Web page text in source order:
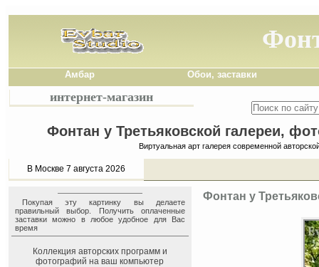
Амбар Обои, заставки
интернет-магазин
Фонтан у Третьяковской галереи,
Виртуальная арт галерея современной
В Москве 7 августа 2026
Покупая эту картинку вы делаете
правильный выбор. Получить оплаченные
заставки можно в любое удобное для Вас
время
Коллекция авторских программ и
фотографий на ваш компьютер
Фонтан у